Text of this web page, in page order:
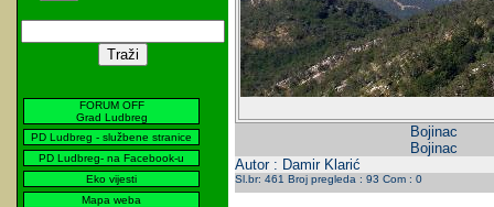
FORUM OFF
Grad Ludbreg
PD Ludbreg - službene stranice
PD Ludbreg- na Facebook-u
Eko vijesti
Mapa weba
Bojinac
Bojinac
Autor : Damir Klarić
Sl.br: 461 Broj pregleda : 93 Com : 0